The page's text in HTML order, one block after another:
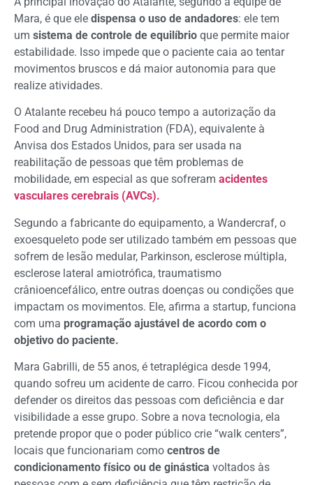
Mara, é que ele dispensa o uso de andadores: ele tem
um sistema de controle de equilíbrio que permite maior
estabilidade. Isso impede que o paciente caia ao tentar
movimentos bruscos e dá maior autonomia para que
realize atividades.
O Atalante recebeu há pouco tempo a autorização da
Food and Drug Administration (FDA), equivalente à
Anvisa dos Estados Unidos, para ser usada na
reabilitação de pessoas que têm problemas de
mobilidade, em especial as que sofreram acidentes
vasculares cerebrais (AVCs).
Segundo a fabricante do equipamento, a Wandercraf, o
exoesqueleto pode ser utilizado também em pessoas que
sofrem de lesão medular, Parkinson, esclerose múltipla,
esclerose lateral amiotrófica, traumatismo
crânioencefálico, entre outras doenças ou condições que
impactam os movimentos. Ele, afirma a startup, funciona
com uma programação ajustável de acordo com o
objetivo do paciente.
Mara Gabrilli, de 55 anos, é tetraplégica desde 1994,
quando sofreu um acidente de carro. Ficou conhecida por
defender os direitos das pessoas com deficiência e dar
visibilidade a esse grupo. Sobre a nova tecnologia, ela
pretende propor que o poder público crie “walk centers”,
locais que funcionariam como centros de
condicionamento físico ou de ginástica voltados às